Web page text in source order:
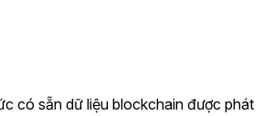
có sẵn dữ liệu blockchain được phát